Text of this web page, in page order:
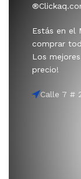
Estás en el
comprar
Los
precio!
Calle 7 #